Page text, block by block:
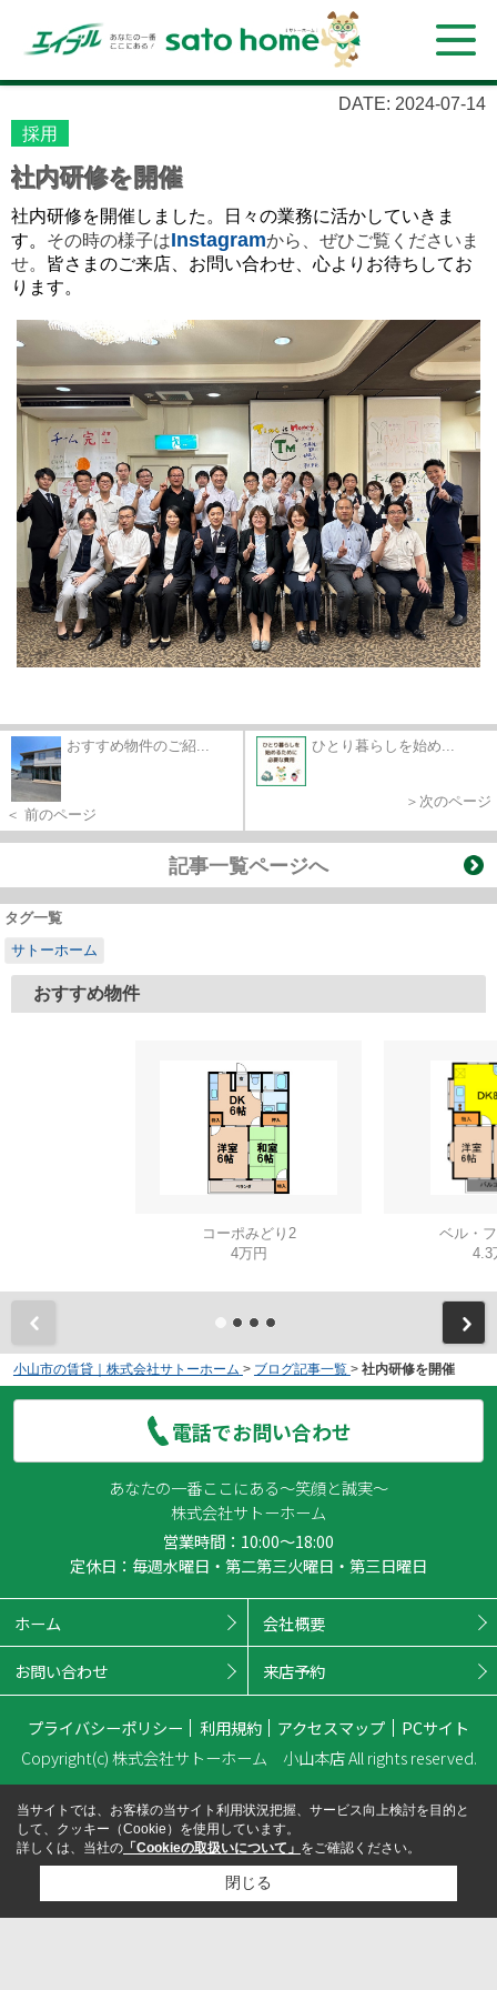
DATE: 2024-07-14
採用
社内研修を開催
社内研修を開催しました。日々の業務に活かしていきま
す。 その時の様子はInstagramから、ぜひご覧くださいま
せ。 皆さまのご来店、お問い合わせ、心よりお待ちしてお
ります。
おすすめ物件のご紹...
＜ 前のページ
ひとり暮らしを始め...
＞次のページ
記事一覧ページへ
タグ一覧
サトーホーム
おすすめ物件
コーポみどり2
4万円
ベル・
4.3
小山市の賃貸｜株式会社サトーホーム > ブログ記事一覧 > 社内研修を開催
電話でお問い合わせ
あなたの一番ここにある～笑顔と誠実～
株式会社サトーホーム
営業時間：10:00～18:00
定休日：毎週水曜日・第二第三火曜日・第三日曜日
ホーム 会社概要
お問い合わせ 来店予約
プライバシーポリシー 利用規約 アクセスマップ
PCサイト
Copyright(c) 株式会社サトーホーム 小山本店 All rights reserved.
当サイトでは、お客様の当サイト利用状況把握、サービス向上検討を目的と
して、クッキー（Cookie）を使用しています。
詳しくは、当社の 「Cookieの取扱いについて」 をご確認ください。
閉じる